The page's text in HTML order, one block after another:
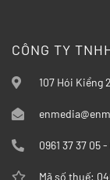
CÔNG TY
107 Hói Kiểng
0961 37 37 05
Mã số thuế: